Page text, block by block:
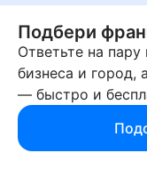
Политика
соглашение |
Политика
Подбери
Ответьте на
бизнеса и
— быстро и